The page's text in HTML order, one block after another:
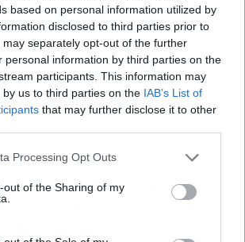
based on personal information utilized by
disclosed to third parties prior to
separately opt-out of the further
personal information by third parties on the
participants. This information may
us to third parties on the IAB’s List of
that may further disclose it to other
Processing Opt Outs
out of the Sharing of my
el objetivo es que en 2027 la
los dos meses. Es ambicioso,
Eso sí, aún quedan flecos: la
comarcas más rurales sigue
profesionales que se
como el pediátrico. Para
jóvenes que llevan años
TCA sin tratar, el refuerzo no
el embudo.